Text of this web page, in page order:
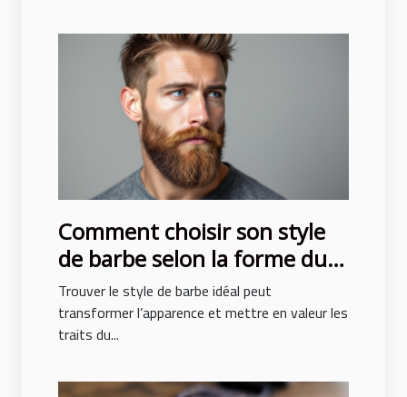
Comment choisir son style
de barbe selon la forme du
visage ?
Trouver le style de barbe idéal peut
transformer l’apparence et mettre en valeur les
traits du...